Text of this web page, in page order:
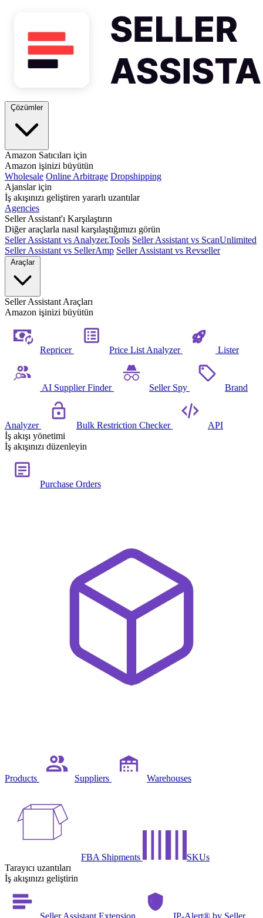
Çözümler
Amazon Satıcıları için
Amazon işinizi büyütün
Wholesale Online Arbitrage Dropshipping
Ajanslar için
İş akışınızı geliştiren yararlı uzantılar
Agencies
Seller Assistant'ı Karşılaştırın
Diğer araçlarla nasıl karşılaştığımızı görün
Seller Assistant vs Analyzer.Tools Seller Assistant vs ScanUnlimited
Seller Assistant vs SellerAmp Seller Assistant vs Revseller
Araçlar
Seller Assistant Araçları
Amazon işinizi büyütün
Repricer Price List Analyzer Lister
AI Supplier Finder Seller Spy Brand
Analyzer Bulk Restriction Checker
API
İş akışı yönetimi
İş akışınızı düzenleyin
Purchase Orders
Products Suppliers Warehouses
FBA Shipments
SKUs
Tarayıcı uzantıları
İş akışınızı geliştirin
Seller Assistant Extension IP-Alert® by Seller